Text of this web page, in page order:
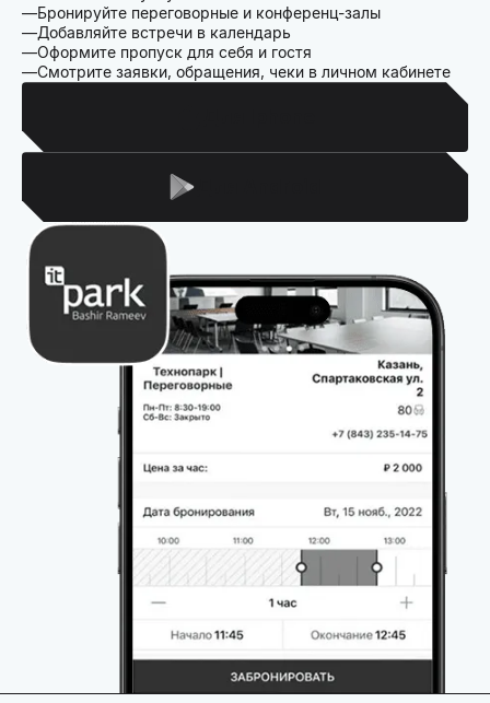
Бронируйте переговорные и конференц-залы
Добавляйте встречи в календарь
Оформите пропуск для себя и гостя
Смотрите заявки, обращения, чеки в личном кабинете